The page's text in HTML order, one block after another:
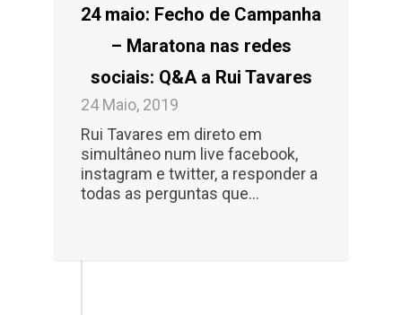
24 maio: Fecho de Campanha
– Maratona nas redes
sociais: Q&A a Rui Tavares
24 Maio, 2019
Rui Tavares em direto em
simultâneo num live facebook,
instagram e twitter, a responder a
todas as perguntas que...